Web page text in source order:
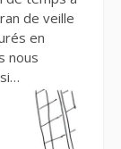
de veille
en
nous